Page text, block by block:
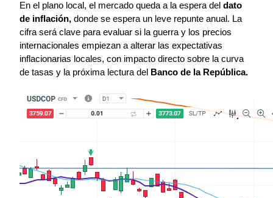
En el plano local, el mercado queda a la espera del dato
de inflación, donde se espera un leve repunte anual. La
cifra será clave para evaluar si la guerra y los precios
internacionales empiezan a alterar las expectativas
inflacionarias locales, con impacto directo sobre la curva
de tasas y la próxima lectura del
Banco de la República.